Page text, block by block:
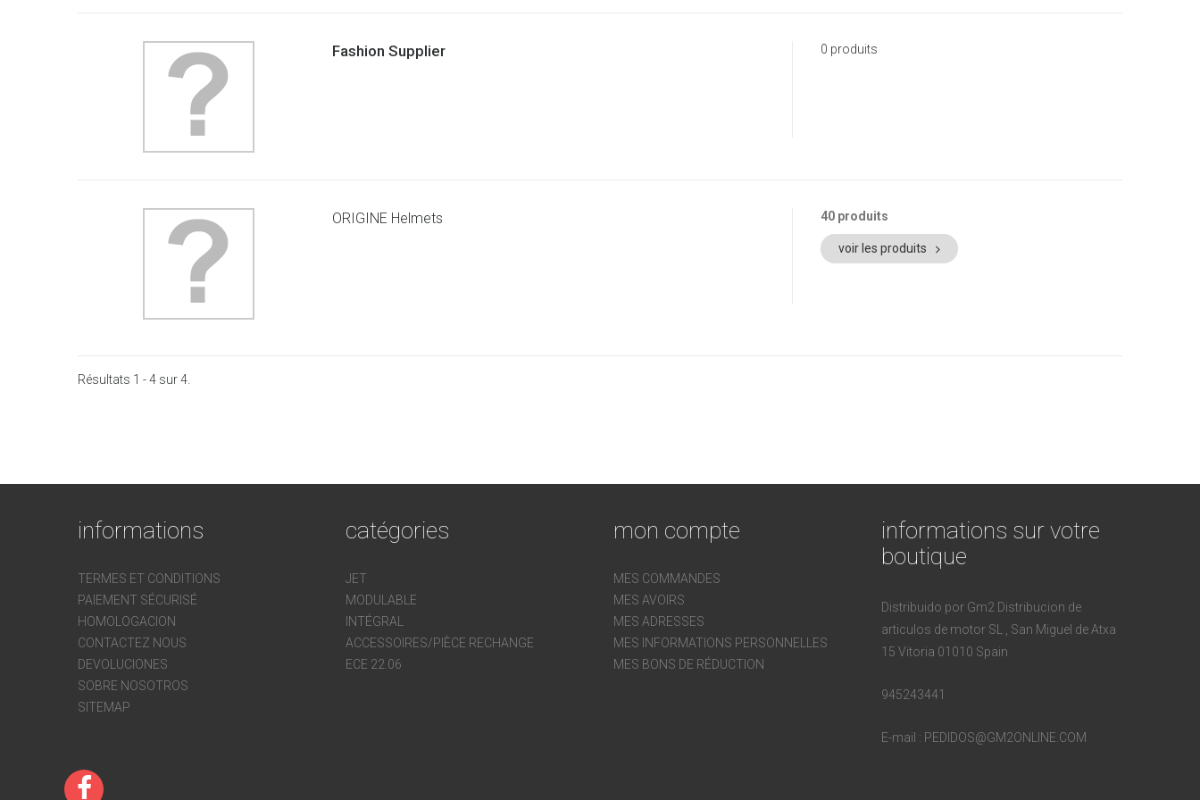
Fashion Supplier 0 produits
ORIGINE Helmets 40 produits
voir les produits
Résultats 1 - 4 sur 4.
informations
TERMES ET CONDITIONS
PAIEMENT SÉCURISÉ
HOMOLOGACION
CONTACTEZ NOUS
DEVOLUCIONES
SOBRE NOSOTROS
SITEMAP
catégories
JET
MODULABLE
INTÉGRAL
ACCESSOIRES/PIÈCE RECHANGE
ECE 22.06
mon compte
MES COMMANDES
MES AVOIRS
MES ADRESSES
MES INFORMATIONS PERSONNELLES
MES BONS DE RÉDUCTION
informations sur votre
boutique
Distribuido por Gm2 Distribucion de
articulos de motor SL , San Miguel de Atxa
15 Vitoria 01010 Spain
945243441
E-mail : PEDIDOS@GM2ONLINE.COM